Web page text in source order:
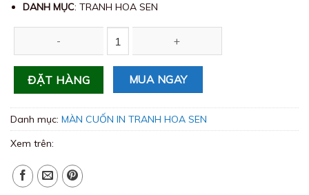
DANH MỤC: TRANH HOA SEN
ĐẶT HÀNG MUA NGAY
Danh mục: MÀN CUỐN IN TRANH HOA SEN
Xem trên: